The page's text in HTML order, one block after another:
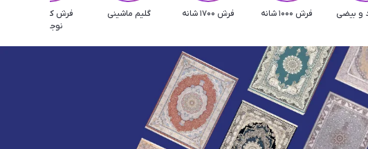
و بیضی فرش 1000 شانه فرش 1700 شانه گلیم ماشینی
فرش کودک و
نوجوان